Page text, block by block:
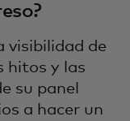
visibilidad de
hitos y las
su panel
a hacer un